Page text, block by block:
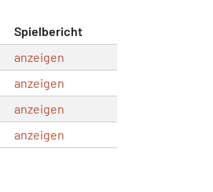
Spielbericht
anzeigen
anzeigen
anzeigen
anzeigen